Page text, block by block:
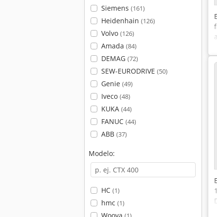
Siemens (161)
Heidenhain (126)
Volvo (126)
Amada (84)
DEMAG (72)
SEW-EURODRIVE (50)
Genie (49)
Iveco (48)
KUKA (44)
FANUC (44)
ABB (37)
Modelo:
HC (1)
hmc (1)